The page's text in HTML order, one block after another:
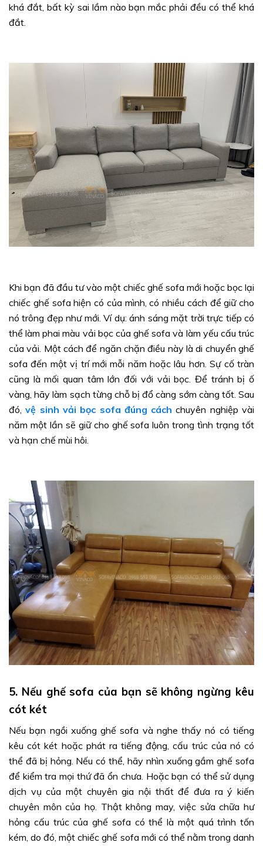
khá đắt, bất kỳ sai lầm nào bạn mắc phải đều có thể khá
đắt.
Khi bạn đã đầu tư vào một chiếc ghế sofa mới hoặc bọc lại
chiếc ghế sofa hiện có của mình, có nhiều cách để giữ cho
nó trông đẹp như mới. Ví dụ: ánh sáng mặt trời trực tiếp có
thể làm phai màu vải bọc của ghế sofa và làm yếu cấu trúc
của vải. Một cách để ngăn chặn điều này là di chuyển ghế
sofa đến một vị trí mới mỗi năm hoặc lâu hơn. Sự cố tràn
cũng là mối quan tâm lớn đối với vải bọc. Để tránh bị ố
vàng, hãy làm sạch từng chỗ bị đổ càng sớm càng tốt. Sau
đó,vệ sinh vải bọc sofa đúng cách chuyên nghiệp vài
năm một lần sẽ giữ cho ghế sofa luôn trong tình trạng tốt
và hạn chế mùi hôi.
5. Nếu ghế sofa của bạn sẽ không ngừng kêu
cót két
Nếu bạn ngồi xuống ghế sofa và nghe thấy nó có tiếng
kêu cót két hoặc phát ra tiếng động, cấu trúc của nó có
thể đã bị hỏng. Nếu có thể, hãy nhìn xuống gầm ghế sofa
để kiểm tra mọi thứ đã ổn chưa. Hoặc bạn có thể sử dụng
dịch vụ của một chuyên gia nội thất để đưa ra ý kiến
chuyên môn của họ. Thật không may, việc sửa chữa hư
hỏng cấu trúc của ghế sofa có thể là một quá trình tốn
kém, do đó, một chiếc ghế sofa mới có thể nằm trong danh